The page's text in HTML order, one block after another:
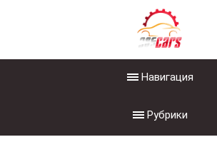
Навигация
Рубрики